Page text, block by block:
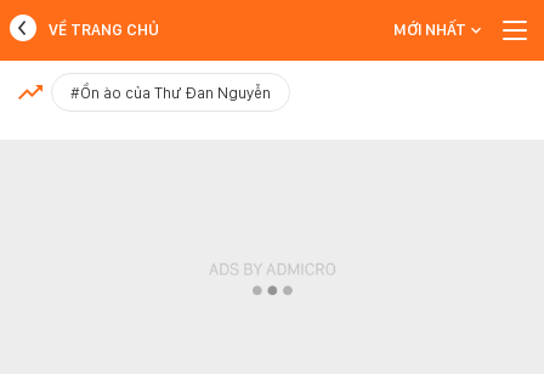
MỚI NHẤT
VỀ TRANG CHỦ MỚI NHẤT
#Ồn ào của Thư Đan Nguyễn